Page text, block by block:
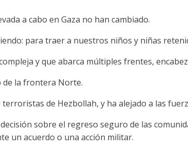
a cabo en Gaza no han cambiado.
para traer a nuestros niños y niñas
y que abarca múltiples frentes,
de la frontera Norte.
de Hezbollah, y ha alejado a las
sobre el regreso seguro de las
un acuerdo o una acción militar.